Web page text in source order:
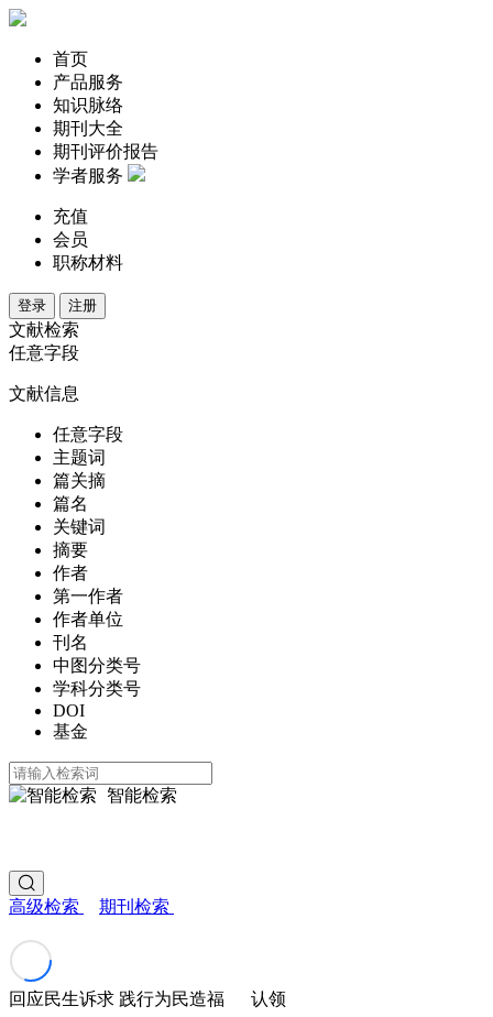
首页
产品服务
知识脉络
期刊大全
期刊评价报告
学者服务
充值
会员
职称材料
登录 注册
文献检索
任意字段
文献信息
任意字段
主题词
篇关摘
篇名
关键词
摘要
作者
第一作者
作者单位
刊名
中图分类号
学科分类号
DOI
基金
智能检索
高级检索 期刊检索
回应民生诉求 践行为民造福
认领